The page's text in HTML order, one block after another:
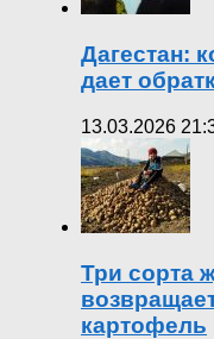
Дагестан:
дает
13.03.2026
Три сорта
картофель